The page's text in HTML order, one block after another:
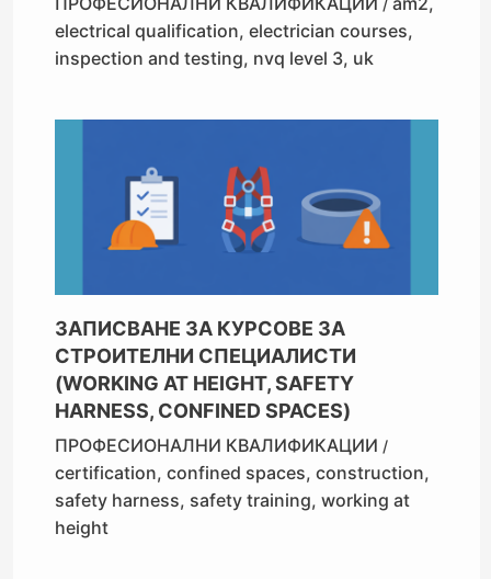
/
electrical qualification,electrician courses,
inspection and testing, nvq level 3, uk
ЗАПИСВАНЕ ЗА КУРСОВЕ ЗА
СТРОИТЕЛНИ СПЕЦИАЛИСТИ
(WORKING AT HEIGHT, SAFETY
HARNESS, CONFINED SPACES)
ПРОФЕСИОНАЛНИ КВАЛИФИКАЦИИ /
certification,confined spaces,construction,
safety harness, safety training,working at
height